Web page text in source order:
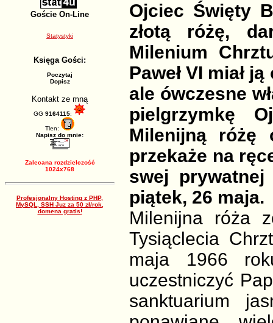
Goście On-Line
Statystyki
Księga Gości:
Poczytaj
Dopisz
Kontakt ze mną
GG 9164115:
Tlen:
Napisz do mnie:
Zalecana rozdzielczość
1024x768
Profesjonalny Hosting z PHP,
MySQL, SSH Juz za 50 zł/rok,
domena gratis!
Ojciec Święty
złotą różę,
Milenium
Paweł VI miał
ale ówczesne
pielgrzymkę
Milenijną różę
przekaże na
swej
piątek, 26 maja.
Milenijna róża
Tysiąclecia
maja 1966
uczestniczyć
sanktuarium